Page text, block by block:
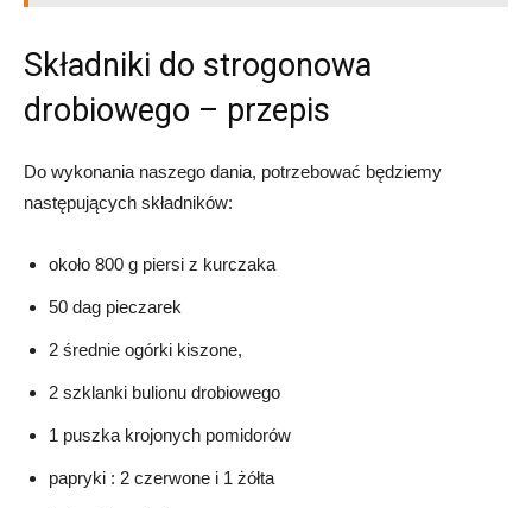
Składniki do strogonowa
drobiowego – przepis
Do wykonania naszego dania, potrzebować będziemy
następujących składników:
około 800 g piersi z kurczaka
50 dag pieczarek
2 średnie ogórki kiszone,
2 szklanki bulionu drobiowego
1 puszka krojonych pomidorów
papryki : 2 czerwone i 1 żółta